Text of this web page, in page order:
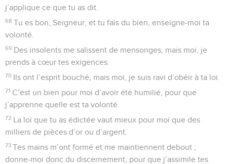
j’applique ce que tu as dit.
68 Tu es bon, Seigneur, et tu fais du bien, enseigne-moi ta
volonté.
69 Des insolents me salissent de mensonges, mais moi, je
prends à cœur tes exigences.
70 Ils ont l’esprit bouché, mais moi, je suis ravi d’obéir à ta loi.
71 C’est un bien pour moi d’avoir été humilié, pour que
j’apprenne quelle est ta volonté.
72 La loi que tu as édictée vaut mieux pour moi que des
milliers de pièces d’or ou d’argent.
73 Tes mains m’ont formé et me maintiennent debout ;
donne-moi donc du discernement, pour que j’assimile tes